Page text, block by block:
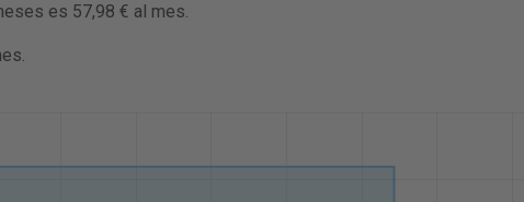
es 57,98 € al mes.